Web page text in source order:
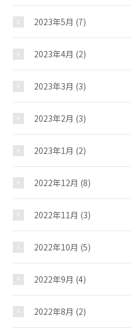
2023年5月 (7)
2023年4月 (2)
2023年3月 (3)
2023年2月 (3)
2023年1月 (2)
2022年12月 (8)
2022年11月 (3)
2022年10月 (5)
2022年9月 (4)
2022年8月 (2)